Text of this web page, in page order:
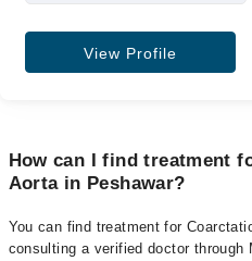
View Profile
How can I find treatment
Aorta in Peshawar?
You can find treatment for
consulting a verified doctor through